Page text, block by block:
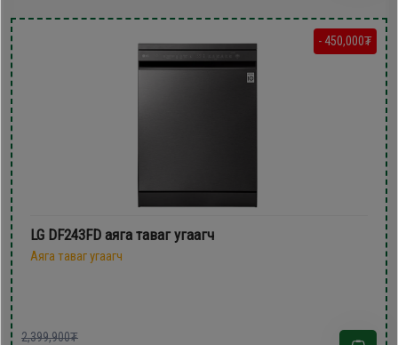
- 450,000₮
LG DF243FD аяга таваг угаагч
Аяга таваг угаагч
2,399,900₮